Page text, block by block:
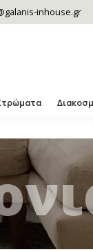
inhouse.gr